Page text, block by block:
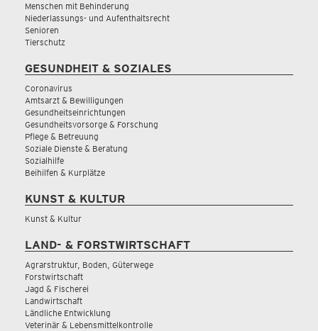
Menschen mit Behinderung
Niederlassungs- und Aufenthaltsrecht
Senioren
Tierschutz
GESUNDHEIT & SOZIALES
Coronavirus
Amtsarzt & Bewilligungen
Gesundheitseinrichtungen
Gesundheitsvorsorge & Forschung
Pflege & Betreuung
Soziale Dienste & Beratung
Sozialhilfe
Beihilfen & Kurplätze
KUNST & KULTUR
Kunst & Kultur
LAND- & FORSTWIRTSCHAFT
Agrarstruktur, Boden, Güterwege
Forstwirtschaft
Jagd & Fischerei
Landwirtschaft
Ländliche Entwicklung
Veterinär & Lebensmittelkontrolle